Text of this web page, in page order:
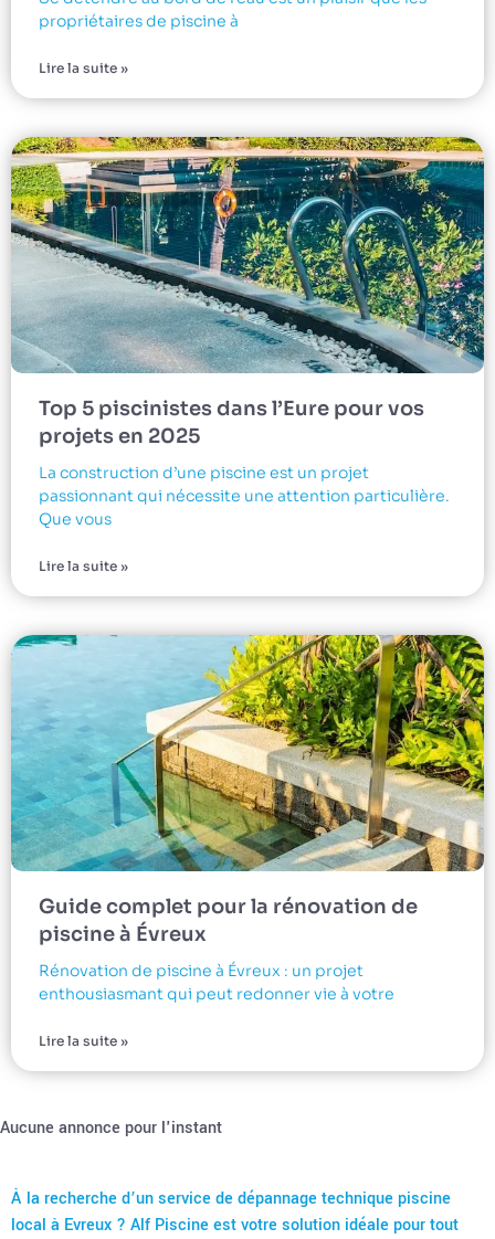
propriétaires de piscine à
Lire la suite »
Top 5 piscinistes dans l’Eure pour vos
projets en 2025
La construction d’une piscine est un projet
passionnant qui nécessite une attention particulière.
Que vous
Lire la suite »
Guide complet pour la rénovation de
piscine à Évreux
Rénovation de piscine à Évreux : un projet
enthousiasmant qui peut redonner vie à votre
Lire la suite »
Aucune annonce pour l'instant
À la recherche d’un service de dépannage technique piscine
local à Evreux ? Alf Piscine est votre solution idéale pour tout